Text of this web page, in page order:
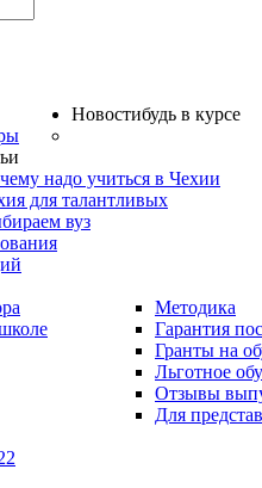
Новостибудь в курсе
надо учиться в Чехии
для талантливых
вуз
Методика
Гарантия
Гранты на
Льготное
Отзывы
Для